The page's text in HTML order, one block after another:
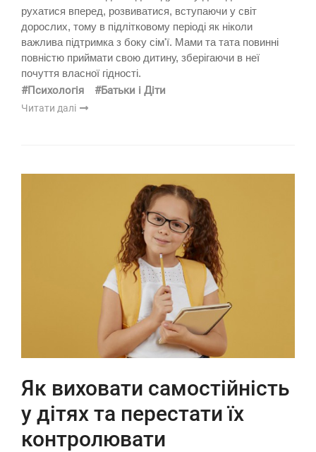
рухатися вперед, розвиватися, вступаючи у світ
дорослих, тому в підлітковому періоді як ніколи
важлива підтримка з боку сім'ї. Мами та тата повинні
повністю приймати свою дитину, зберігаючи в неї
почуття власної гідності.
#Психологія #Батьки і Діти
Читати далі
Як виховати самостійність
у дітях та перестати їх
контролювати